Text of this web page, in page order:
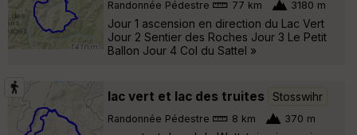
Randonnée Pédestre 77 km 3180 m
Jour 1 ascension en direction du Lac Vert
Jour 2 Sentier des Roches Jour 3 Le Petit
Ballon Jour 4 Col du Sattel »
lac vert et lac des truites Stosswihr
Randonnée Pédestre 8 km 370 m